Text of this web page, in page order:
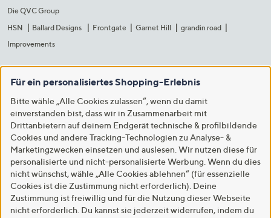
Die QVC Group
HSN
Ballard Designs Frontgate Garnet Hill
grandin road
Improvements
Für ein personalisiertes Shopping-Erlebnis
Bitte wähle „Alle Cookies zulassen“, wenn du damit
einverstanden bist, dass wir in Zusammenarbeit mit
Drittanbietern auf deinem Endgerät technische & profilbildende
Cookies und andere Tracking-Technologien zu Analyse- &
Marketingzwecken einsetzen und auslesen. Wir nutzen diese für
personalisierte und nicht-personalisierte Werbung. Wenn du dies
nicht wünschst, wähle „Alle Cookies ablehnen“ (für essenzielle
Cookies ist die Zustimmung nicht erforderlich). Deine
Zustimmung ist freiwillig und für die Nutzung dieser Webseite
nicht erforderlich. Du kannst sie jederzeit widerrufen, indem du